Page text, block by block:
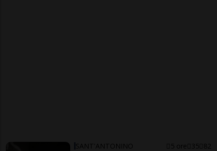
SANT'ANTONINO 5 ore 35 82